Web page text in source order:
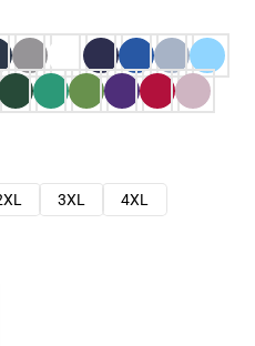
3XL
4XL